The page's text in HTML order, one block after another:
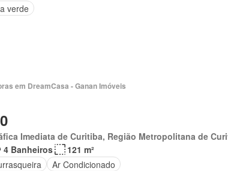
verde
em DreamCasa - Ganan Imóveis
Imediata de Curitiba, Região Metropolitana de
4 Banheiros
121 m²
Ar Condicionado